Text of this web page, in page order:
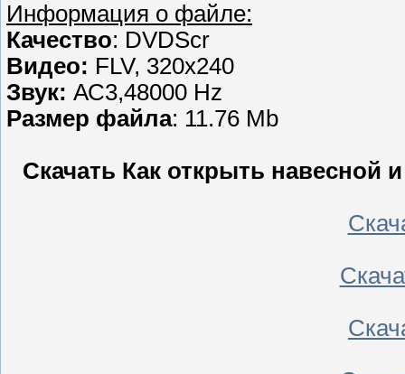
Информация о файле:
Качество: DVDScr
Видео: FLV, 320x240
Звук: АС3,48000 Hz
Размер файла: 11.76 Mb
Скачать Как открыть навесной